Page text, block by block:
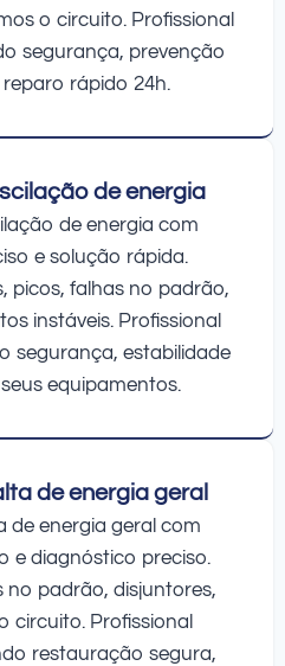
o circuito. Profissional
segurança, prevenção
rápido 24h.
de energia
de energia com
e solução rápida.
picos, falhas no padrão,
instáveis. Profissional
segurança, estabilidade
equipamentos.
de energia geral
de energia geral com
e diagnóstico preciso.
no padrão, disjuntores,
circuito. Profissional
restauração segura,